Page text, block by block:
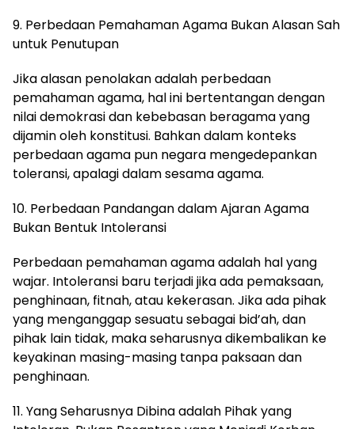
9. Perbedaan Pemahaman Agama Bukan Alasan Sah
untuk Penutupan
Jika alasan penolakan adalah perbedaan
pemahaman agama, hal ini bertentangan dengan
nilai demokrasi dan kebebasan beragama yang
dijamin oleh konstitusi. Bahkan dalam konteks
perbedaan agama pun negara mengedepankan
toleransi, apalagi dalam sesama agama.
10. Perbedaan Pandangan dalam Ajaran Agama
Bukan Bentuk Intoleransi
Perbedaan pemahaman agama adalah hal yang
wajar. Intoleransi baru terjadi jika ada pemaksaan,
penghinaan, fitnah, atau kekerasan. Jika ada pihak
yang menganggap sesuatu sebagai bid’ah, dan
pihak lain tidak, maka seharusnya dikembalikan ke
keyakinan masing-masing tanpa paksaan dan
penghinaan.
11. Yang Seharusnya Dibina adalah Pihak yang